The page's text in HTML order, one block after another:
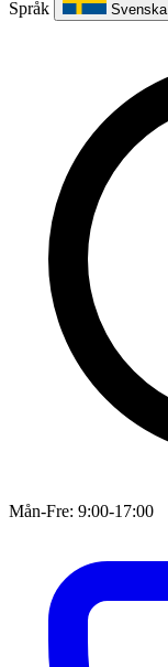
Språk
Svenska
Mån-Fre: 9:00-17:00